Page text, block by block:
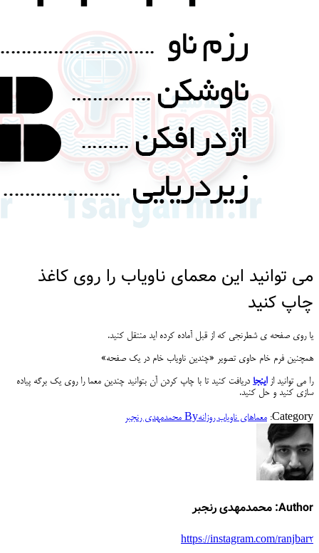
می توانید این معمای ناویاب را روی کاغذ
چاپ کنید
یا روی صفحه ی شطرنجی که از قبل آماده کرده اید منتقل کنید.
همچنین فرم خام حاوی تصویر «چندین ناویاب خام در یک صفحه»
را می توانید ازاینجا دریافت کنید تا با چاپ کردن آن بتوانید چندین معما را روی یک برگه پیاده
سازی کنید و حل کنید.
Category: معماهای ناویاب روزانهBy محمدمهدی رنجبر
Author: محمدمهدی رنجبر
https://instagram.com/ranjbar2